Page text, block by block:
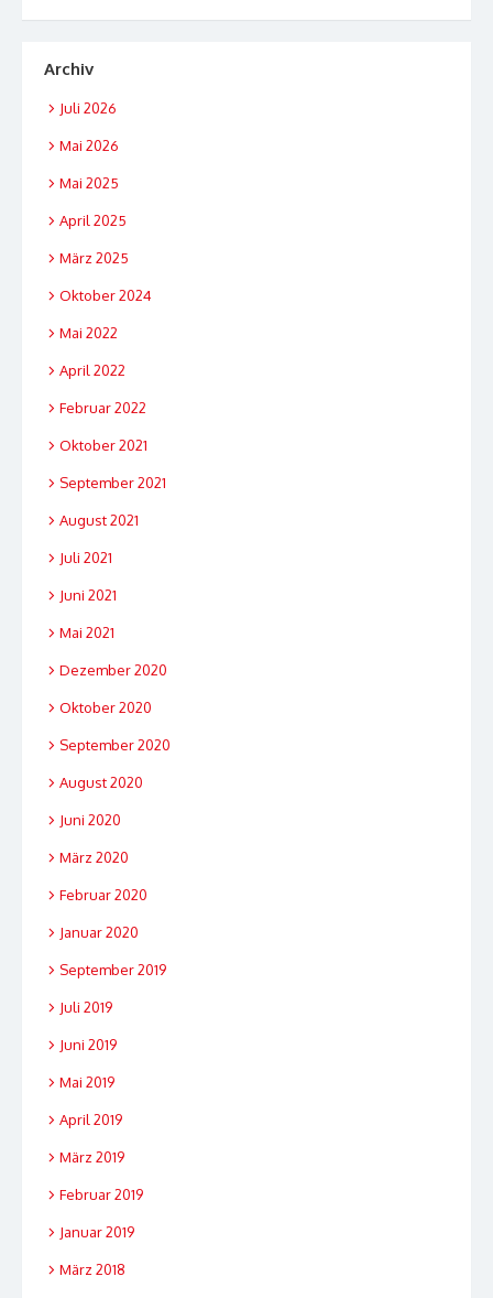
Archiv
Juli 2026
Mai 2026
Mai 2025
April 2025
März 2025
Oktober 2024
Mai 2022
April 2022
Februar 2022
Oktober 2021
September 2021
August 2021
Juli 2021
Juni 2021
Mai 2021
Dezember 2020
Oktober 2020
September 2020
August 2020
Juni 2020
März 2020
Februar 2020
Januar 2020
September 2019
Juli 2019
Juni 2019
Mai 2019
April 2019
März 2019
Februar 2019
Januar 2019
März 2018